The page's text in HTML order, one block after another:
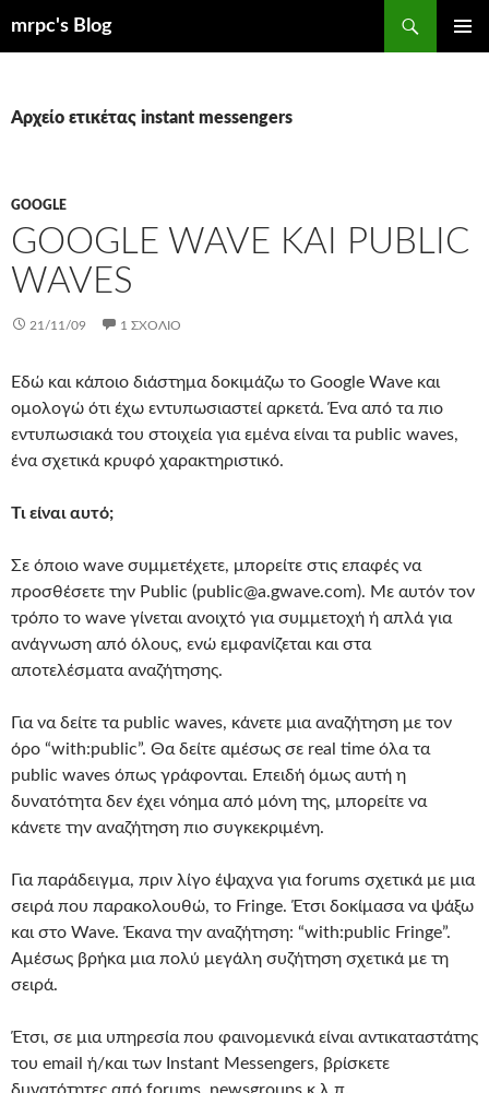
mrpc's Blog
Αρχείο ετικέτας instant messengers
GOOGLE
GOOGLE WAVE ΚΑΙ PUBLIC
WAVES
21/11/09 1 ΣΧΌΛΙΟ
Εδώ και κάποιο διάστημα δοκιμάζω το Google Wave και
ομολογώ ότι έχω εντυπωσιαστεί αρκετά. Ένα από τα πιο
εντυπωσιακά του στοιχεία για εμένα είναι τα public waves,
ένα σχετικά κρυφό χαρακτηριστικό.
Τι είναι αυτό;
Σε όποιο wave συμμετέχετε, μπορείτε στις επαφές να
προσθέσετε την Public (public@a.gwave.com). Με αυτόν τον
τρόπο το wave γίνεται ανοιχτό για συμμετοχή ή απλά για
ανάγνωση από όλους, ενώ εμφανίζεται και στα
αποτελέσματα αναζήτησης.
Για να δείτε τα public waves, κάνετε μια αναζήτηση με τον
όρο “with:public”. Θα δείτε αμέσως σε real time όλα τα
public waves όπως γράφονται. Επειδή όμως αυτή η
δυνατότητα δεν έχει νόημα από μόνη της, μπορείτε να
κάνετε την αναζήτηση πιο συγκεκριμένη.
Για παράδειγμα, πριν λίγο έψαχνα για forums σχετικά με μια
σειρά που παρακολουθώ, το Fringe. Έτσι δοκίμασα να ψάξω
και στο Wave. Έκανα την αναζήτηση: “with:public Fringe”.
Αμέσως βρήκα μια πολύ μεγάλη συζήτηση σχετικά με τη
σειρά.
Έτσι, σε μια υπηρεσία που φαινομενικά είναι αντικαταστάτης
του email ή/και των Instant Messengers, βρίσκετε